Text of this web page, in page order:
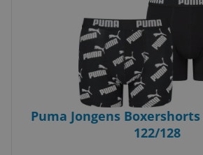
Puma Jongens
122/128